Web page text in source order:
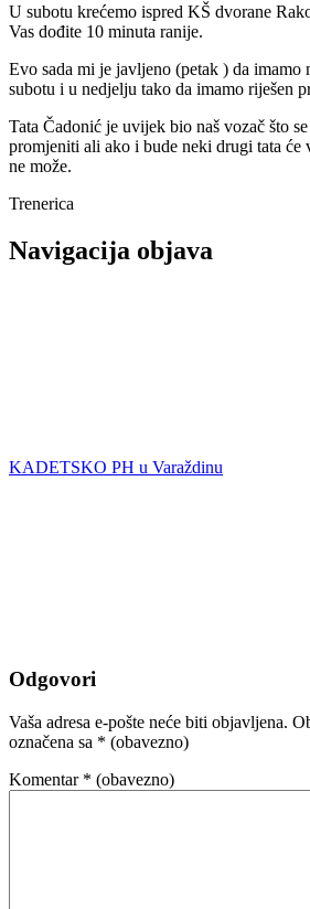
U subotu krećemo ispred KŠ dvorane
Vas dođite 10 minuta ranije.
Evo sada mi je javljeno (petak ) da imamo
subotu i u nedjelju tako da imamo riješen
Tata Čadonić je uvijek bio naš vozač što se
promjeniti ali ako i bude neki drugi tata će
ne može.
Trenerica
Navigacija objava
KADETSKO PH u Varaždinu
Odgovori
Vaša adresa e-pošte neće biti objavljena.
označena sa * (obavezno)
Komentar * (obavezno)